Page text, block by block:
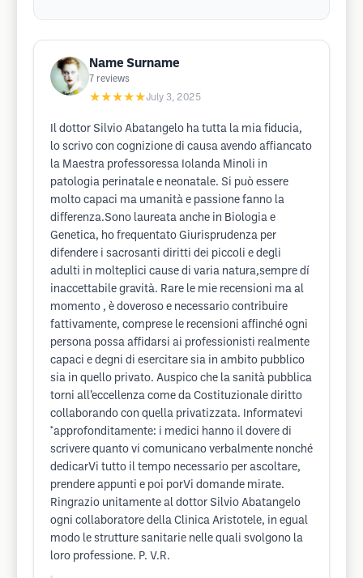
Name Surname
7 reviews
★★★★★July 3, 2025
Il dottor Silvio Abatangelo ha tutta la mia fiducia,
lo scrivo con cognizione di causa avendo affiancato
la Maestra professoressa Iolanda Minoli in
patologia perinatale e neonatale. Si può essere
molto capaci ma umanità e passione fanno la
differenza.Sono laureata anche in Biologia e
Genetica, ho frequentato Giurisprudenza per
difendere i sacrosanti diritti dei piccoli e degli
adulti in molteplici cause di varia natura,sempre dí
inaccettabile gravità. Rare le mie recensioni ma al
momento , è doveroso e necessario contribuire
fattivamente, comprese le recensioni affinché ogni
persona possa affidarsi ai professionisti realmente
capaci e degni di esercitare sia in ambito pubblico
sia in quello privato. Auspico che la sanità pubblica
torni all’eccellenza come da Costituzionale diritto
collaborando con quella privatizzata. Informatevi
*approfonditamente: i medici hanno il dovere di
scrivere quanto vi comunicano verbalmente nonché
dedicarVi tutto il tempo necessario per ascoltare,
prendere appunti e poi porVi domande mirate.
Ringrazio unitamente al dottor Silvio Abatangelo
ogni collaboratore della Clinica Aristotele, in egual
modo le strutture sanitarie nelle quali svolgono la
loro professione. P. V.R.